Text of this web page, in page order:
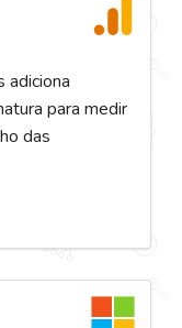
adiciona
para medir
das